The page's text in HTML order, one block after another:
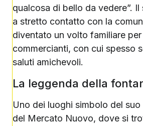
qualcosa di bello da vedere”.
a stretto contatto con la
diventato un volto familiare
commercianti, con cui spesso
saluti amichevoli.
La leggenda della
Uno dei luoghi simbolo del
del Mercato Nuovo, dove si